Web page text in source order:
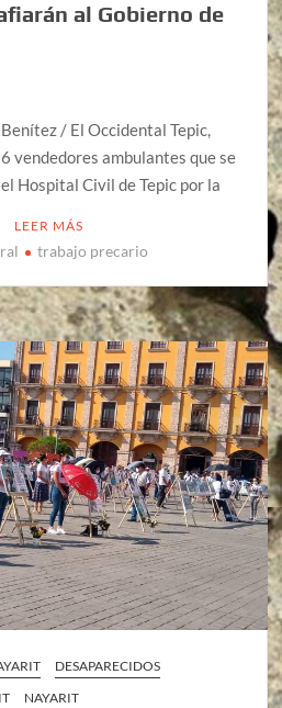
al Gobierno de
/ El Occidental Tepic,
vendedores ambulantes que se
Hospital Civil de Tepic por la
LEER MÁS
trabajo precario
DESAPARECIDOS
NAYARIT